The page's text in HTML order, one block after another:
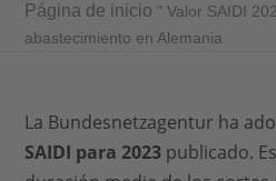
Página de inicio "Valor SAIDI
abastecimiento en Alemania
La Bundesnetzagentur ha
SAIDI para 2023 publicado.